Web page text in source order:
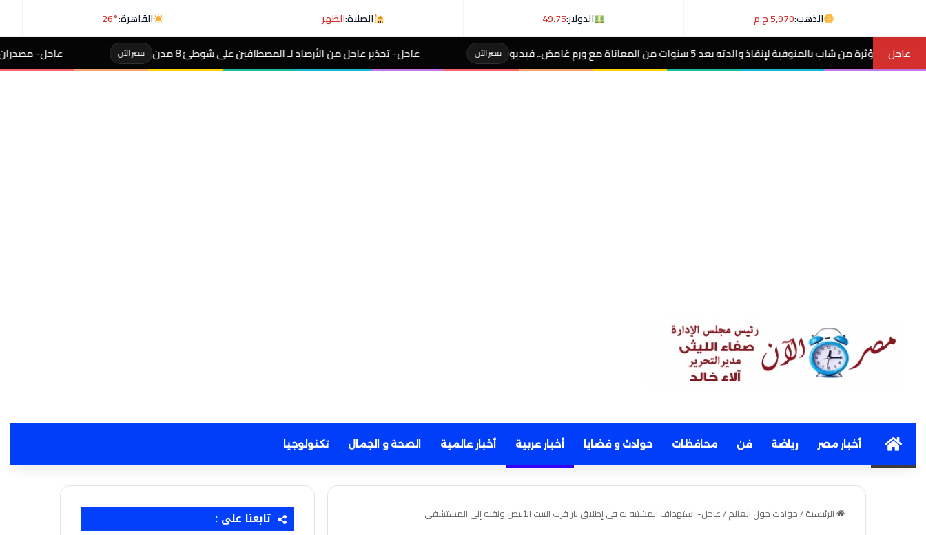
الذهب:5,970 ج.م الدولار:49.75 الصلاة:الظهر القاهرة:26°
عاجل
بعد 5 سنوات من المعاناة مع ورم غامض.. فيديو مصر الآن عاجل- تحذير عاجل من الأرصاد لـ المصطافين على شوطئ 8 مدن مصر الآن عاجل- مصدران لـ«رويترز»:
Homeأخبار مصر رياضة فن محافظات حوادث و قضايا أخبار عربية أخبار عالمية الصحة و الجمال تكنولوجيا
الرئيسية/حوادث حول العالم/عاجل- استهداف المشتبه به في إطلاق نار قرب البيت الأبيض ونقله إلى المستشفى
تابعنا على :